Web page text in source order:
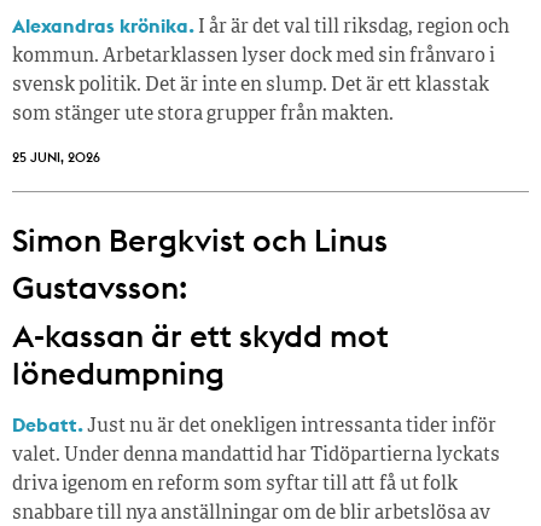
Alexandras krönika. I år är det val till riksdag, region och
kommun. Arbetarklassen lyser dock med sin frånvaro i
svensk politik. Det är inte en slump. Det är ett klasstak
som stänger ute stora grupper från makt­en.
25 JUNI, 2026
Simon Bergkvist och Linus
Gustavsson:
A-kassan är ett skydd mot
lönedumpning
Debatt.Just nu är det onekligen intressanta tider inför
valet. Under denna mandattid har Tidöpartierna lyckats
driva igenom en reform som syftar till att få ut folk
snabbare till nya anställningar om de blir arbetslösa av